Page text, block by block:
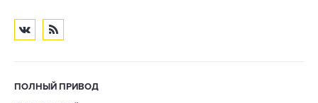
ПОЛНЫЙ ПРИВОД